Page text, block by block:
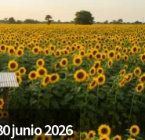
junio 2026